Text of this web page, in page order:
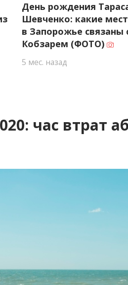
День рождения
Шевченко: какие
в Запорожье связаны
Кобзарем (ФОТО)
5 мес. назад
час втрат